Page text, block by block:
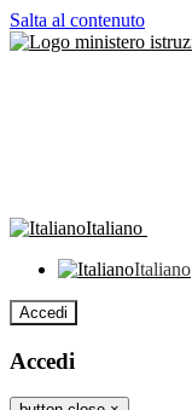
Salta al contenuto
Italiano
Italiano
Accedi
Accedi